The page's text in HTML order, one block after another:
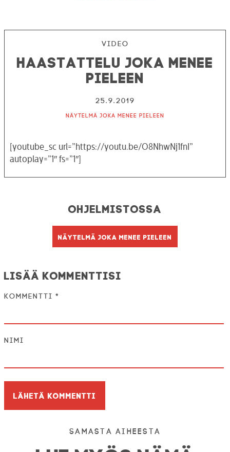
Video
Haastattelu joka menee
pieleen
25.9.2019
Näytelmä joka menee pieleen
[youtube_sc url=”https://youtu.be/O8NhwNj1fnI”
autoplay=”1″ fs=”1″]
Ohjelmistossa
Näytelmä joka menee pieleen
Lisää kommenttisi
Kommentti *
Nimi
Samasta aiheesta